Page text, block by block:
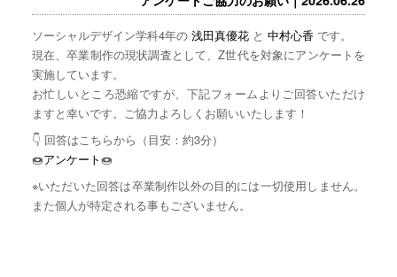
ソーシャルデザイン学科4年の 浅田真優花と 中村心香 です。
現在、卒業制作の現状調査として、Z世代を対象にアンケートを
実施しています。
お忙しいところ恐縮ですが、下記フォームよりご回答いただけ
ますと幸いです。ご協力よろしくお願いいたします！
👇 回答はこちらから（目安：約3分）
🍩アンケート🍩
※いただいた回答は卒業制作以外の目的には一切使用しません。
また個人が特定される事もございません。